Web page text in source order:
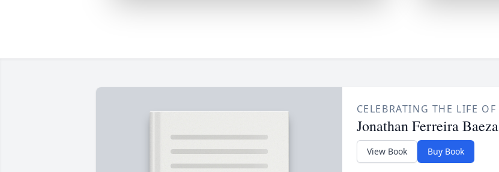
CELEBRATING THE LIFE OF
Jonathan Ferreira Baeza
View Book Buy Book